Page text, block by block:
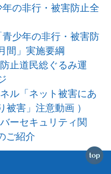
の非行・被害防止全
少年の非行・被害防
間」実施要綱
止道民総ぐるみ運
ル「ネット被害にあ
害」注意動画 ）
ーセキュリティ関
ご紹介